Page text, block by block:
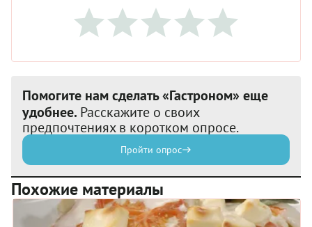
Помогите нам сделать «Гастроном» еще
удобнее. Расскажите о своих
предпочтениях в коротком опросе.
Пройти опрос
Похожие материалы